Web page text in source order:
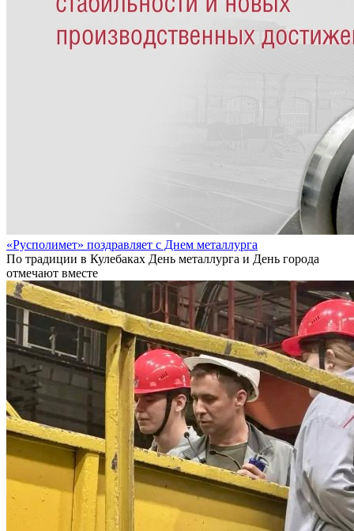
«Русполимет» поздравляет с Днем металлурга
По традиции в Кулебаках День металлурга и День города
отмечают вместе